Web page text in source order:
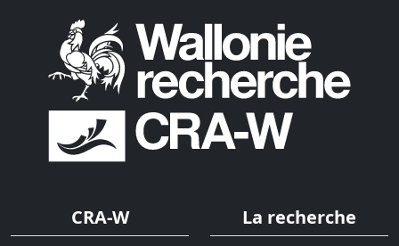
CRA-W La recherche